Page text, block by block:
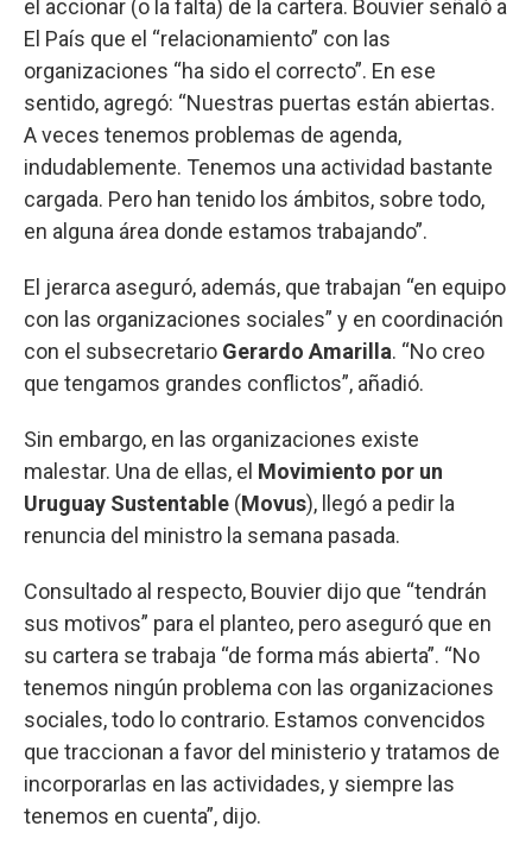
el accionar (o la falta) de la cartera. Bouvier señaló a
El País que el “relacionamiento” con las
organizaciones “ha sido el correcto”. En ese
sentido, agregó: “Nuestras puertas están abiertas.
A veces tenemos problemas de agenda,
indudablemente. Tenemos una actividad bastante
cargada. Pero han tenido los ámbitos, sobre todo,
en alguna área donde estamos trabajando”.
El jerarca aseguró, además, que trabajan “en equipo
con las organizaciones sociales” y en coordinación
con el subsecretario Gerardo Amarilla. “No creo
que tengamos grandes conflictos”, añadió.
Sin embargo, en las organizaciones existe
malestar. Una de ellas, el Movimiento por un
Uruguay Sustentable (Movus), llegó a pedir la
renuncia del ministro la semana pasada.
Consultado al respecto, Bouvier dijo que “tendrán
sus motivos” para el planteo, pero aseguró que en
su cartera se trabaja “de forma más abierta”. “No
tenemos ningún problema con las organizaciones
sociales, todo lo contrario. Estamos convencidos
que traccionan a favor del ministerio y tratamos de
incorporarlas en las actividades, y siempre las
tenemos en cuenta”, dijo.